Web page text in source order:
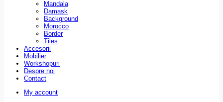
Mandala
Damask
Background
Morocco
Border
Tiles
Accesorii
Mobilier
Workshopuri
Despre noi
Contact
My account